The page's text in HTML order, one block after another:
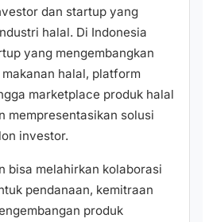
dan startup yang
halal. Di Indonesia
yang mengembangkan
halal, platform
marketplace produk halal
mempresentasikan solusi
investor.
bisa melahirkan kolaborasi
pendanaan, kemitraan
produk